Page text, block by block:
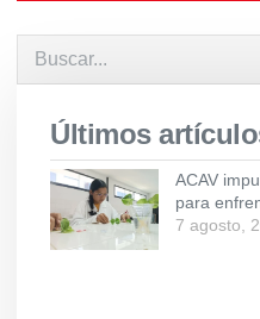
Últimos
ACAV
para
7 agosto,